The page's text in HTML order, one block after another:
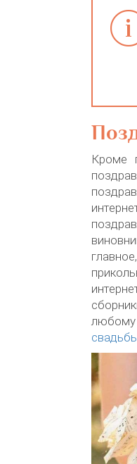
Кроме